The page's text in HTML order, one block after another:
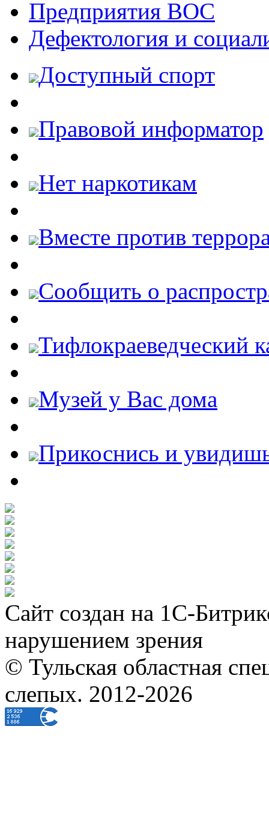
Предприятия ВОС
Дефектология и
Доступный спорт
Правовой информатор
Нет наркотикам
Вместе против
Cообщить о
Тифлокраеведческий
Музей у Вас дома
Прикоснись и
Сайт создан на 1С-
нарушением зрения
© Тульская областная
слепых. 2012-2026